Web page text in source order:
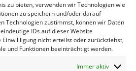
zu bieten, verwenden wir Technologien wie
zu speichern und/oder darauf
Technologien zustimmst, können wir Daten
IDs auf dieser Website
nicht erteilst oder zurückziehst,
und Funktionen beeinträchtigt werden.
Immer aktiv